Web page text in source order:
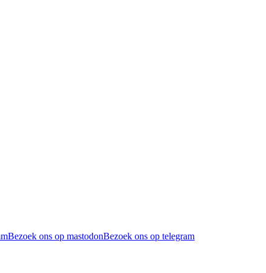
Bezoek ons op mastodonBezoek ons op telegram